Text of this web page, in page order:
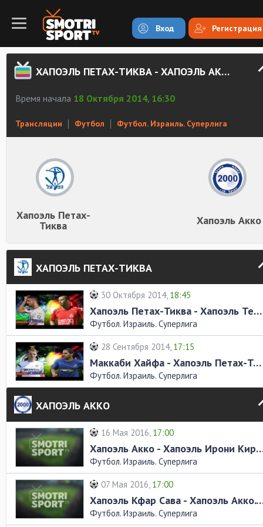
Вход Регистрация
ХАПОЭЛЬ ПЕТАХ-ТИКВА - ХАПОЭЛЬ АККО СМОТРЕТЬ ОНЛАЙН
Время начала 18 Октября 2014, 16:30
Трансляции Футбол Футбол. Израиль. Суперлига
Хапоэль Петах-
Тиква Хапоэль Акко
ХАПОЭЛЬ ПЕТАХ-ТИКВА
30 Октября 2014, 18:45
Хапоэль Петах-Тиква - Хапоэль Тель-Авив. Обзор матча
Футбол. Израиль. Суперлига
28 Сентября 2014, 17:15
Маккаби Хайфа - Хапоэль Петах-Тиква. Обзор матча
Футбол. Израиль. Суперлига
ХАПОЭЛЬ АККО
16 Мая 2016, 17:00
Хапоэль Акко - Хапоэль Ирони
Футбол. Израиль. Суперлига
07 Мая 2016, 17:00
Хапоэль Кфар Сава -
Футбол. Израиль. Суперлига